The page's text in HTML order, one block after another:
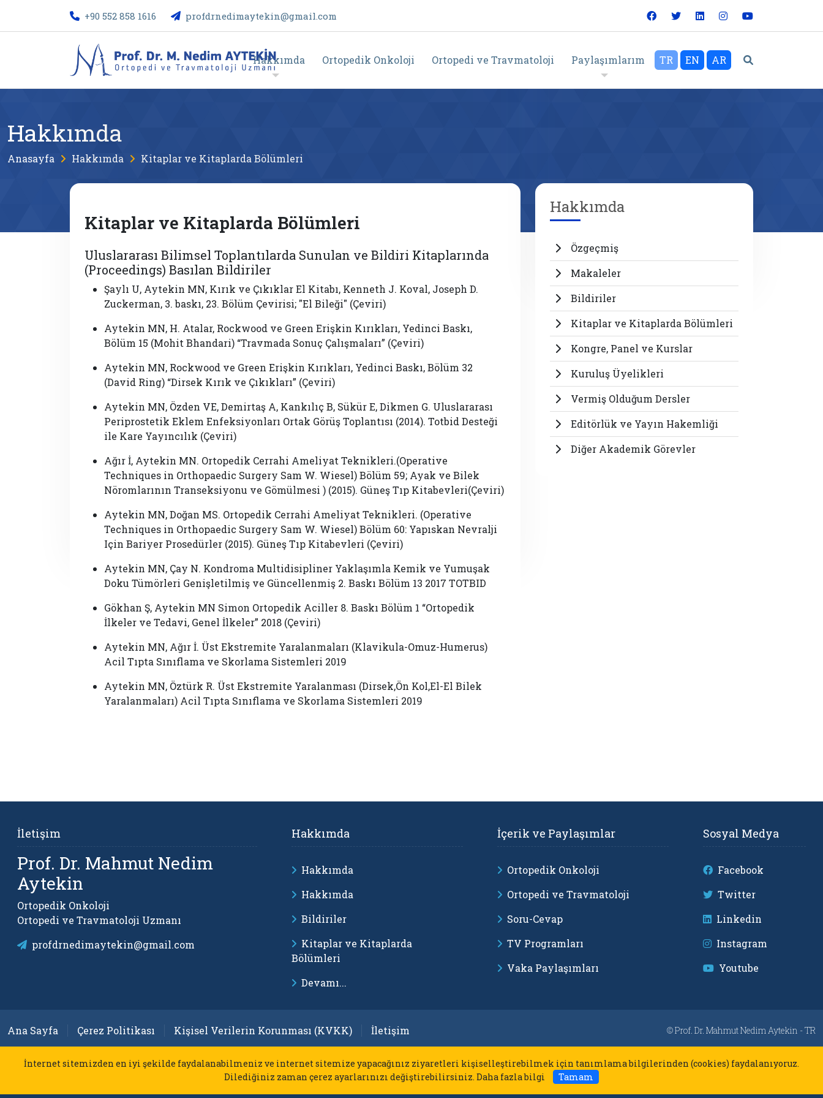
+90 552 858 1616 profdrnedimaytekin@gmail.com
Hakkımda Ortopedik Onkoloji Ortopedi ve Travmatoloji Paylaşımlarım TR EN AR
Hakkımda
Anasayfa Hakkımda Kitaplar ve Kitaplarda Bölümleri
Kitaplar ve Kitaplarda Bölümleri
Uluslararası Bilimsel Toplantılarda Sunulan ve Bildiri Kitaplarında
(Proceedings) Basılan Bildiriler
Şaylı U, Aytekin MN, Kırık ve Çıkıklar El Kitabı, Kenneth J. Koval, Joseph D.
Zuckerman, 3. baskı, 23. Bölüm Çevirisi; ″El Bileği″ (Çeviri)
Aytekin MN, H. Atalar, Rockwood ve Green Erişkin Kırıkları, Yedinci Baskı,
Bölüm 15 (Mohit Bhandari) “Travmada Sonuç Çalışmaları” (Çeviri)
Aytekin MN, Rockwood ve Green Erişkin Kırıkları, Yedinci Baskı, Bölüm 32
(David Ring) “Dirsek Kırık ve Çıkıkları” (Çeviri)
Aytekin MN, Özden VE, Demirtaş A, Kankılıç B, Sükür E, Dikmen G. Uluslararası
Periprostetik Eklem Enfeksiyonları Ortak Görüş Toplantısı (2014). Totbid Desteği
ile Kare Yayıncılık (Çeviri)
Ağır İ, Aytekin MN. Ortopedik Cerrahi Ameliyat Teknikleri.(Operative
Techniques in Orthopaedic Surgery Sam W. Wiesel) Bölüm 59; Ayak ve Bilek
Nöromlarının Transeksiyonu ve Gömülmesi ) (2015). Güneş Tıp Kitabevleri(Çeviri)
Aytekin MN, Doğan MS. Ortopedik Cerrahi Ameliyat Teknikleri. (Operative
Techniques in Orthopaedic Surgery Sam W. Wiesel) Bölüm 60: Yapıskan Nevralji
Için Bariyer Prosedürler (2015). Güneş Tıp Kitabevleri (Çeviri)
Aytekin MN, Çay N. Kondroma Multidisipliner Yaklaşımla Kemik ve Yumuşak
Doku Tümörleri Genişletilmiş ve Güncellenmiş 2. Baskı Bölüm 13 2017 TOTBID
Gökhan Ş, Aytekin MN Simon Ortopedik Aciller 8. Baskı Bölüm 1 “Ortopedik
İlkeler ve Tedavi, Genel İlkeler” 2018 (Çeviri)
Aytekin MN, Ağır İ. Üst Ekstremite Yaralanmaları (Klavikula-Omuz-Humerus)
Acil Tıpta Sınıflama ve Skorlama Sistemleri 2019
Aytekin MN, Öztürk R. Üst Ekstremite Yaralanması (Dirsek,Ön Kol,El-El Bilek
Yaralanmaları) Acil Tıpta Sınıflama ve Skorlama Sistemleri 2019
Hakkımda
Özgeçmiş
Makaleler
Bildiriler
Kitaplar ve Kitaplarda Bölümleri
Kongre, Panel ve Kurslar
Kuruluş Üyelikleri
Vermiş Olduğum Dersler
Editörlük ve Yayın Hakemliği
Diğer Akademik Görevler
İletişim
Prof. Dr. Mahmut Nedim
Aytekin
Ortopedik Onkoloji
Ortopedi ve Travmatoloji Uzmanı
profdrnedimaytekin@gmail.com
Hakkımda
Hakkımda
Hakkımda
Bildiriler
Kitaplar ve Kitaplarda
Bölümleri
Devamı...
İçerik ve Paylaşımlar
Ortopedik Onkoloji
Ortopedi ve Travmatoloji
Soru-Cevap
TV Programları
Vaka Paylaşımları
Sosyal Medya
Facebook
Twitter
Linkedin
Instagram
Youtube
Ana Sayfa Çerez Politikası Kişisel Verilerin Korunması (KVKK) İletişim ©Prof. Dr. Mahmut Nedim Aytekin - TR
İnternet sitemizden en iyi şekilde faydalanabilmeniz ve internet sitemize yapacağınız ziyaretleri kişiselleştirebilmek için tanımlama bilgilerinden (cookies) faydalanıyoruz.
Dilediğiniz zaman çerez ayarlarınızı değiştirebilirsiniz. Daha fazla bilgi Tamam